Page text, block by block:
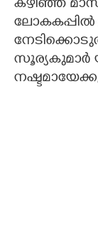
CONTACT US
കഴിഞ്ഞ
ലോകകപ്പില്‍
സൂര്യകുമാര്‍